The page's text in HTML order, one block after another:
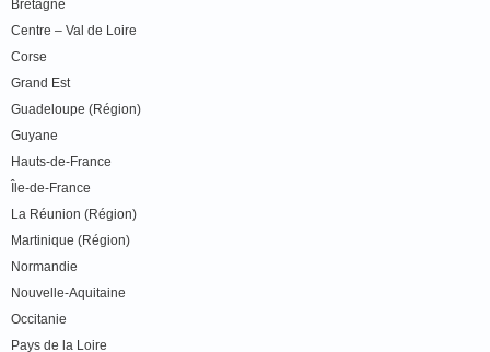
Bretagne
Centre – Val de Loire
Corse
Grand Est
Guadeloupe (Région)
Guyane
Hauts-de-France
Île-de-France
La Réunion (Région)
Martinique (Région)
Normandie
Nouvelle-Aquitaine
Occitanie
Pays de la Loire